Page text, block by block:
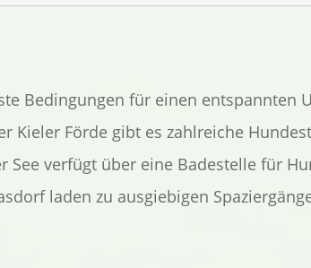
Bedingungen für einen entspannten
Kieler Förde gibt es zahlreiche
See verfügt über eine Badestelle für
laden zu ausgiebigen